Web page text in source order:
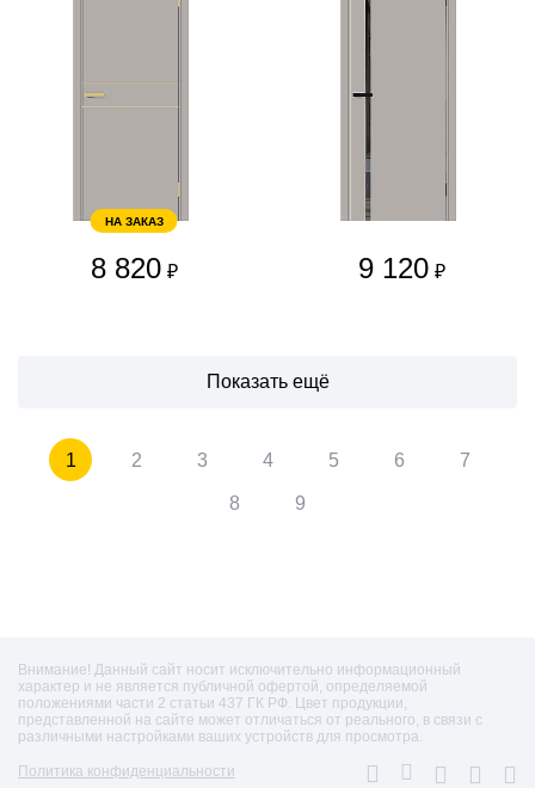
НА ЗАКАЗ
8 820 ₽ 9 120 ₽
Показать ещё
1 2 3 4 5 6 7
8 9
Внимание! Данный сайт носит исключительно информационный
характер и не является публичной офертой, определяемой
положениями части 2 статьи 437 ГК РФ. Цвет продукции,
представленной на сайте может отличаться от реального, в связи с
различными настройками ваших устройств для просмотра.
Политика конфиденциальности